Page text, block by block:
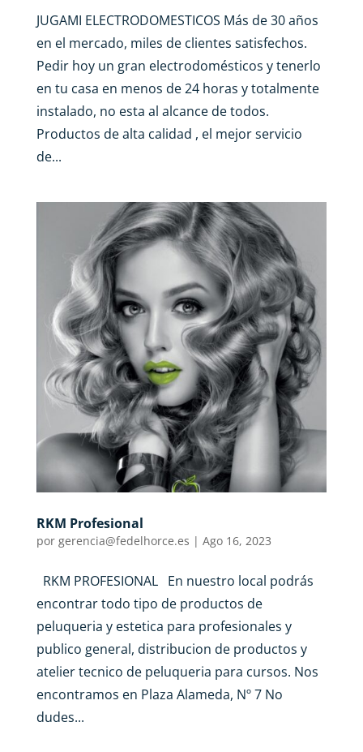
JUGAMI ELECTRODOMESTICOS Más de 30 años
en el mercado, miles de clientes satisfechos.
Pedir hoy un gran electrodomésticos y tenerlo
en tu casa en menos de 24 horas y totalmente
instalado, no esta al alcance de todos.
Productos de alta calidad , el mejor servicio
de...
RKM Profesional
por gerencia@fedelhorce.es | Ago 16, 2023
RKM PROFESIONAL En nuestro local podrás
encontrar todo tipo de productos de
peluqueria y estetica para profesionales y
publico general, distribucion de productos y
atelier tecnico de peluqueria para cursos. Nos
encontramos en Plaza Alameda, Nº 7 No
dudes...